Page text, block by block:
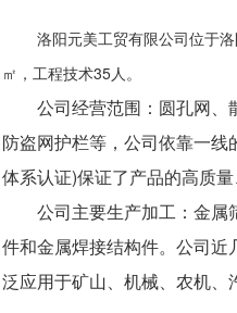
洛阳元美工贸有限公司位于
㎡，工程技术35人。
公司经营范围：圆孔网、
防盗网护栏等，公司依靠一
体系认证)保证了产品的高质量
公司主要生产加工：金属
件和金属焊接结构件。公司
泛应用于矿山、机械、农机、